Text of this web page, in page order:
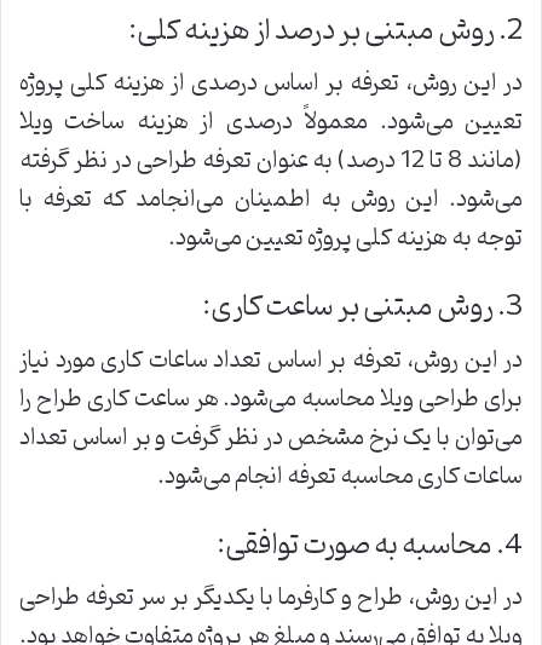
2. روش مبتنی بر درصد از هزینه کلی:
در این روش، تعرفه بر اساس درصدی از هزینه کلی پروژه
تعیین می‌شود. معمولاً درصدی از هزینه ساخت ویلا
(مانند 8 تا 12 درصد) به عنوان تعرفه طراحی در نظر گرفته
می‌شود. این روش به اطمینان می‌انجامد که تعرفه با
توجه به هزینه کلی پروژه تعیین می‌شود.
3. روش مبتنی بر ساعت کاری:
در این روش، تعرفه بر اساس تعداد ساعات کاری مورد نیاز
برای طراحی ویلا محاسبه می‌شود. هر ساعت کاری طراح را
می‌توان با یک نرخ مشخص در نظر گرفت و بر اساس تعداد
ساعات کاری محاسبه تعرفه انجام می‌شود.
4. محاسبه به صورت توافقی:
در این روش، طراح و کارفرما با یکدیگر بر سر تعرفه طراحی